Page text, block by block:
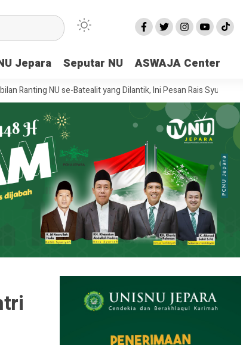
Jepara Seputar NU ASWAJA Center
NU se-Batealit yang Dilantik, Ini Pesan Rais Syuriah PCNU Jepara